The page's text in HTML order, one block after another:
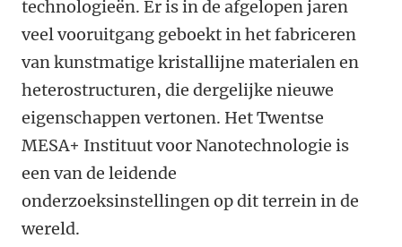
technologieën. Er is in de afgelopen jaren
veel vooruitgang geboekt in het fabriceren
van kunstmatige kristallijne materialen en
heterostructuren, die dergelijke nieuwe
eigenschappen vertonen. Het Twentse
MESA+ Instituut voor Nanotechnologie is
een van de leidende
onderzoeksinstellingen op dit terrein in de
wereld.